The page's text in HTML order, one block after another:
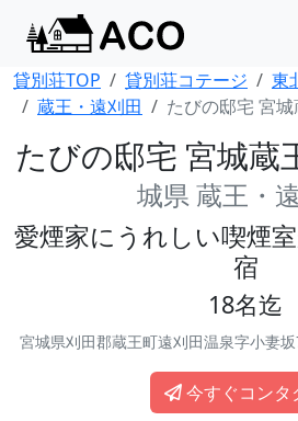
貸別荘TOP 貸別荘コテージ 東
蔵王・遠刈田
たびの邸宅 宮
たびの邸宅 宮城蔵
城県 蔵王・
愛煙家にうれしい喫煙
宿
18名迄
宮城県刈田郡蔵王町遠刈田温泉字小妻
今すぐコンタ